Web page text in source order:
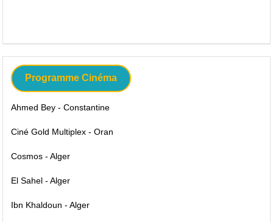
Programme Cinéma
Ahmed Bey - Constantine
Ciné Gold Multiplex - Oran
Cosmos - Alger
El Sahel - Alger
Ibn Khaldoun - Alger